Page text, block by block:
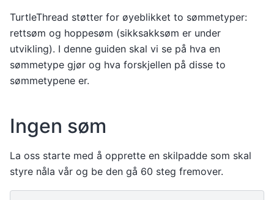
TurtleThread støtter for øyeblikket to sømmetyper:
rettsøm og hoppesøm (sikksakksøm er under
utvikling). I denne guiden skal vi se på hva en
sømmetype gjør og hva forskjellen på disse to
sømmetypene er.
Ingen søm
La oss starte med å opprette en skilpadde som skal
styre nåla vår og be den gå 60 steg fremover.